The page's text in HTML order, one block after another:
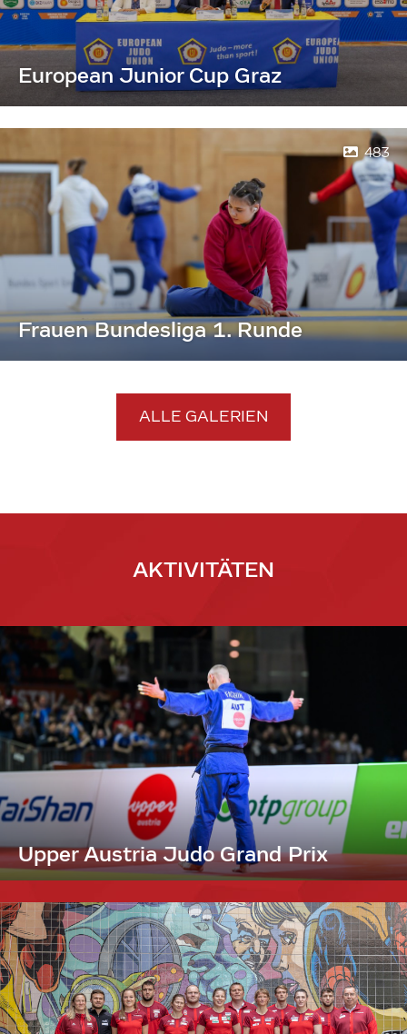
European Junior Cup Graz
483
Frauen Bundesliga 1. Runde
ALLE GALERIEN
AKTIVITÄTEN
Upper Austria Judo Grand Prix